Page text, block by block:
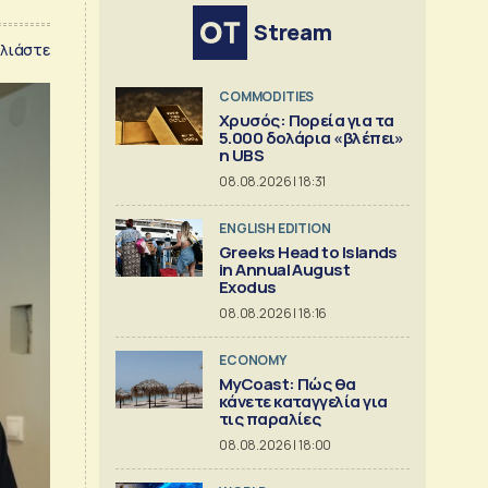
Stream
COMMODITIES
Χρυσός: Πορεία για τα
5.000 δολάρια «βλέπει»
η UBS
08.08.2026 | 18:31
ENGLISH EDITION
Greeks Head to Islands
in Annual August
Exodus
08.08.2026 | 18:16
ECONOMY
MyCoast: Πώς θα
κάνετε καταγγελία για
τις παραλίες
08.08.2026 | 18:00